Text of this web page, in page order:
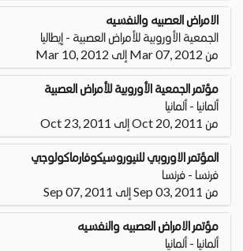
الامراض العصبيه والنفسيه
الجمعية الأوروبية للأمراض العصبية - إيطاليا
من Mar 07, 2012 إلى Mar 10, 2012
مؤتمر الجمعية الأوروبية للأمراض العصبية
ألمانيا - ألمانيا
من Oct 20, 2011 إلى Oct 23, 2011
المؤتمر الاوروبي للنيوروسيكوفارماكولوجي
فرنسا - فرنسا
من Sep 03, 2011 إلى Sep 07, 2011
مؤتمر الامراض العصبيه والنفسيه
ألمانيا - ألمانيا